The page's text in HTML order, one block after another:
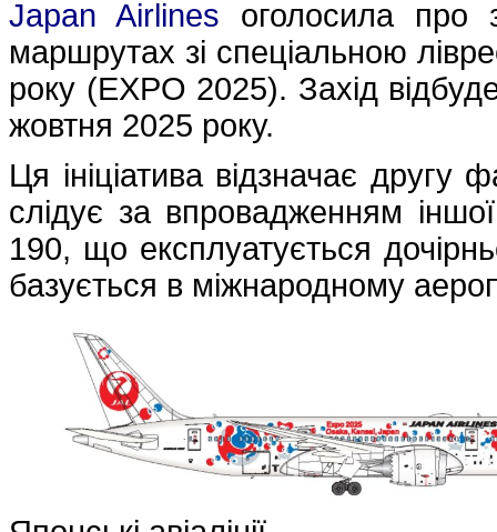
Japan Airlines оголосила про
маршрутах зі спеціальною
року (EXPO 2025). Захід
жовтня 2025 року.
Ця ініціатива відзначає другу
слідує за впровадженням
190, що експлуатується
базується в міжнародному